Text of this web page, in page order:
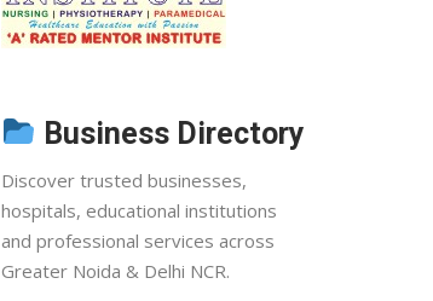
Business Directory
Discover trusted businesses,
hospitals, educational institutions
and professional services across
Greater Noida & Delhi NCR.